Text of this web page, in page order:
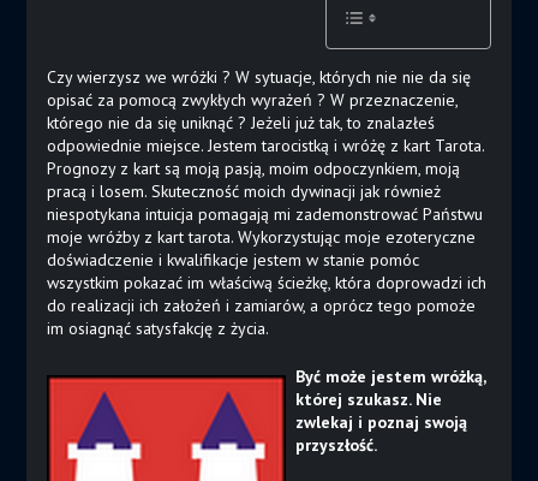
Czy wierzysz we wróżki ? W sytuacje, których nie nie da się
opisać za pomocą zwykłych wyrażeń ? W przeznaczenie,
którego nie da się uniknąć ? Jeżeli już tak, to znalazłeś
odpowiednie miejsce. Jestem tarocistką i wróżę z kart Tarota.
Prognozy z kart są moją pasją, moim odpoczynkiem, moją
pracą i losem. Skuteczność moich dywinacji jak również
niespotykana intuicja pomagają mi zademonstrować Państwu
moje wróżby z kart tarota. Wykorzystując moje ezoteryczne
doświadczenie i kwalifikacje jestem w stanie pomóc
wszystkim pokazać im właściwą ścieżkę, która doprowadzi ich
do realizacji ich założeń i zamiarów, a oprócz tego pomoże
im osiagnąć satysfakcję z życia.
Być może jestem wróżką,
której szukasz. Nie
zwlekaj i poznaj swoją
przyszłość.